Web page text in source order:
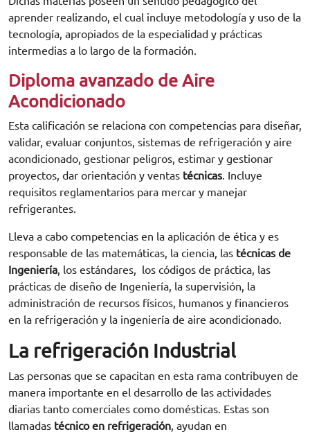
aprender realizando, el cual incluye metodología y uso de la
tecnología, apropiados de la especialidad y prácticas
intermedias a lo largo de la formación.
Diploma avanzado de Aire
Acondicionado
Esta calificación se relaciona con competencias para diseñar,
validar, evaluar conjuntos, sistemas de refrigeración y aire
acondicionado, gestionar peligros, estimar y gestionar
proyectos, dar orientación y ventas técnicas. Incluye
requisitos reglamentarios para mercar y manejar
refrigerantes.
Lleva a cabo competencias en la aplicación de ética y es
responsable de las matemáticas, la ciencia, las técnicas de
Ingeniería, los estándares, los códigos de práctica, las
prácticas de diseño de Ingeniería, la supervisión, la
administración de recursos físicos, humanos y financieros
en la refrigeración y la ingeniería de aire acondicionado.
La refrigeración Industrial
Las personas que se capacitan en esta rama contribuyen de
manera importante en el desarrollo de las actividades
diarias tanto comerciales como domésticas. Estas son
llamadas técnico en refrigeración, ayudan en